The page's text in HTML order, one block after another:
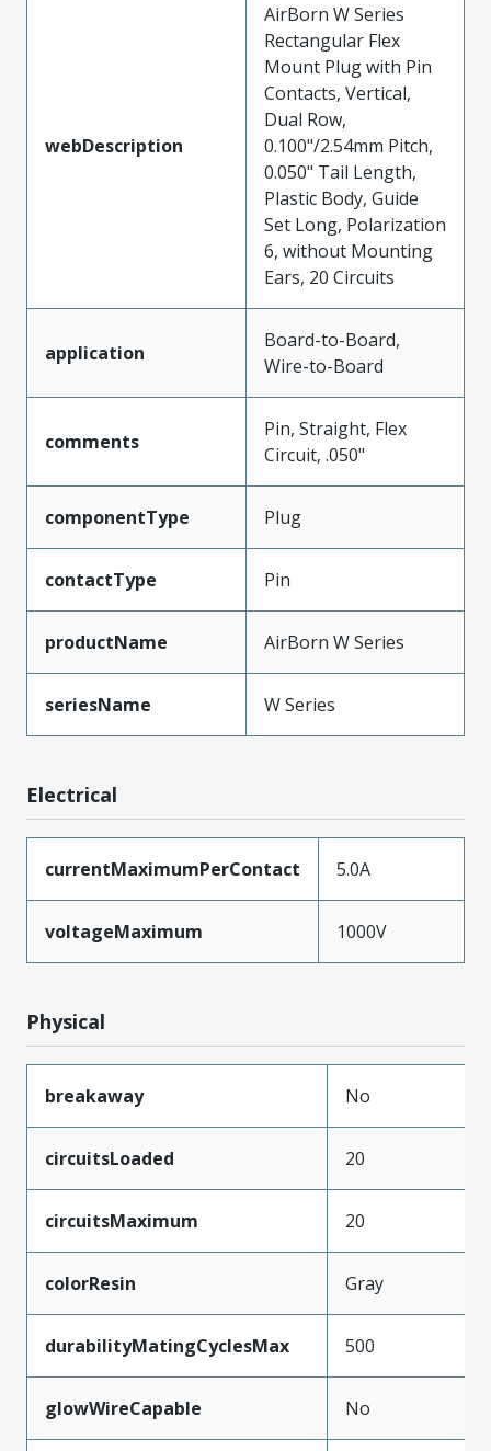
webDescription
AirBorn W Series
Rectangular Flex
Mount Plug with Pin
Contacts, Vertical,
Dual Row,
0.100"/2.54mm Pitch,
0.050" Tail Length,
Plastic Body, Guide
Set Long, Polarization
6, without Mounting
Ears, 20 Circuits
application
Board-to-Board,
Wire-to-Board
comments
Pin, Straight, Flex
Circuit, .050"
componentType Plug
contactType Pin
productName AirBorn W Series
seriesName W Series
Electrical
currentMaximumPerContact 5.0A
voltageMaximum 1000V
Physical
breakaway No
circuitsLoaded 20
circuitsMaximum 20
colorResin Gray
durabilityMatingCyclesMax 500
glowWireCapable No